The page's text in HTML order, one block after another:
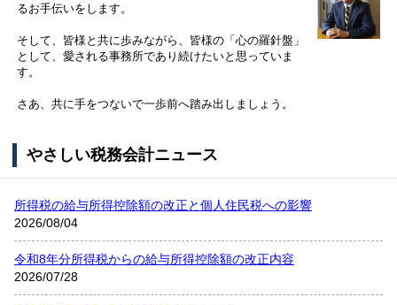
るお手伝いをします。
そして、皆様と共に歩みながら、皆様の「心の羅針盤」
として、愛される事務所であり続けたいと思っていま
す。
さあ、共に手をつないで一歩前へ踏み出しましょう。
やさしい税務会計ニュース
所得税の給与所得控除額の改正と個人住民税への影響
2026/08/04
令和8年分所得税からの給与所得控除額の改正内容
2026/07/28